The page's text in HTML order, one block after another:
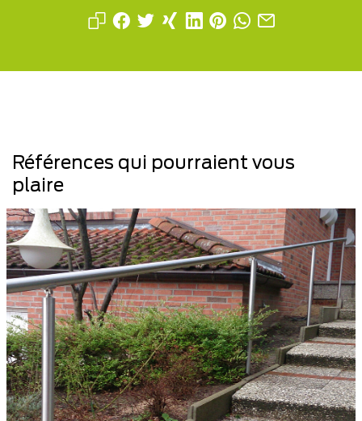
Références qui pourraient vous
plaire